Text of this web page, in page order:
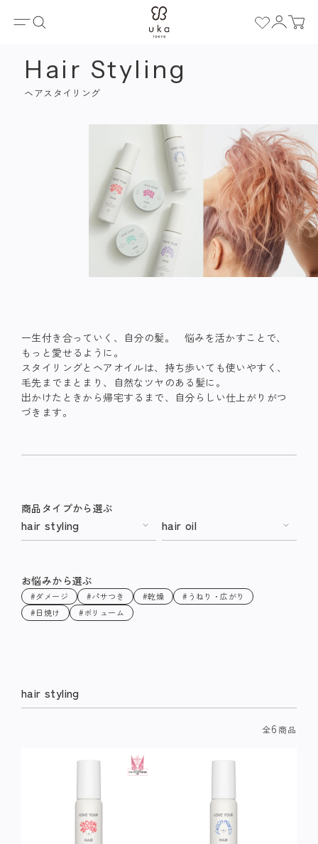
Hair Styling
ヘアスタイリング
一生付き合っていく、自分の髪。 悩みを活かすことで、
もっと愛せるように。
スタイリングとヘアオイルは、持ち歩いても使いやすく、
毛先までまとまり、自然なツヤのある髪に。
出かけたときから帰宅するまで、自分らしい仕上がりがつ
づきます。
商品タイプから選ぶ
hair styling hair oil
お悩みから選ぶ
#ダメージ #パサつき #乾燥
#うねり・広がり
#日焼け
#ボリューム
hair styling
全6商品